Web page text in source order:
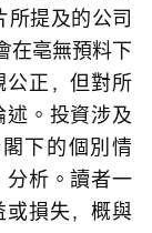
所提及的公司
在亳無預料下
公正，但對所
。投資涉及
下的個別情
分析。讀者一
或損失，概與